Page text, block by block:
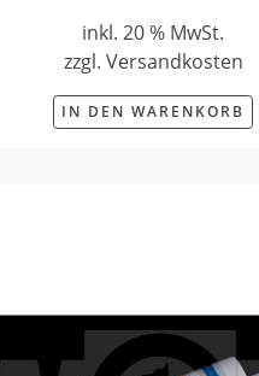
inkl. 20 % MwSt.
zzgl. Versandkosten
IN DEN WARENKORB